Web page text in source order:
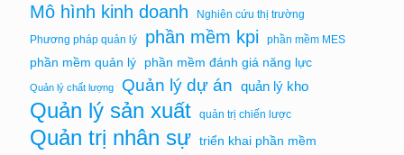
Mô hình kinh doanh
Nghiên cứu thị trường
Phương pháp quản lý
phần mềm kpi phần mềm MES
phần mềm quản lý phần mềm đánh giá năng lực
Quản lý chất lượng Quản lý dự án quản lý kho
Quản lý sản xuất quản trị chiến lược
Quản trị nhân sự triển khai phần mềm